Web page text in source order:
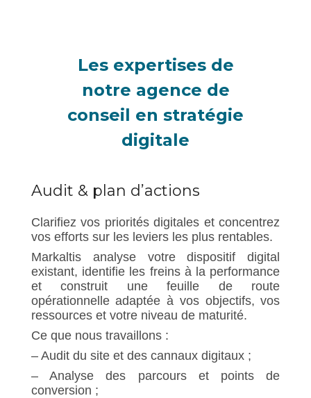
Les expertises de
notre agence de
conseil en stratégie
digitale
Audit & plan d’actions
Clarifiez vos priorités digitales et concentrez
vos efforts sur les leviers les plus rentables.
Markaltis analyse votre dispositif digital
existant, identifie les freins à la performance
et construit une feuille de route
opérationnelle adaptée à vos objectifs, vos
ressources et votre niveau de maturité.
Ce que nous travaillons :
– Audit du site et des cannaux digitaux ;
– Analyse des parcours et points de
conversion ;